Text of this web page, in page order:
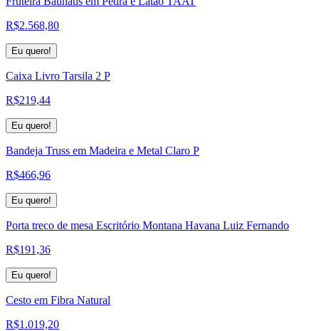
R$2.568,80
Eu quero!
Caixa Livro Tarsila 2 P
R$219,44
Eu quero!
Bandeja Truss em Madeira e Metal Claro P
R$466,96
Eu quero!
Porta treco de mesa Escritório Montana Havana Luiz Fernando
R$191,36
Eu quero!
Cesto em Fibra Natural
R$1.019,20